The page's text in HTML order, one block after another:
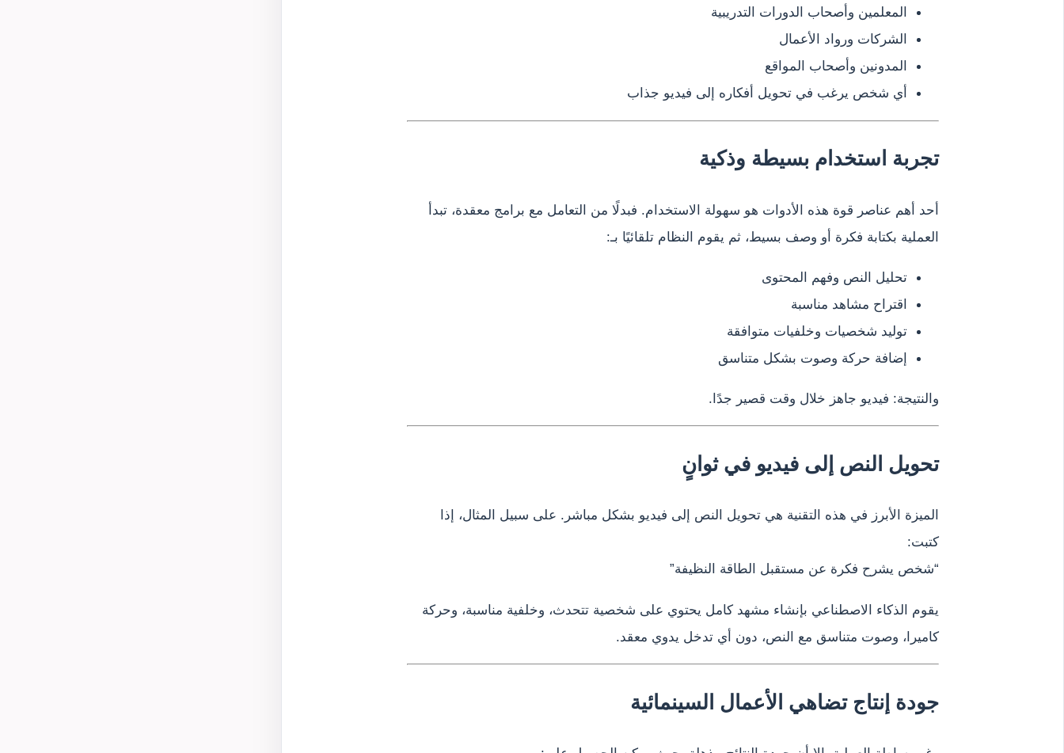
المعلمين وأصحاب الدورات التدريبية
الشركات ورواد الأعمال
المدونين وأصحاب المواقع
أي شخص يرغب في تحويل أفكاره إلى فيديو جذاب
تجربة استخدام بسيطة وذكية
أحد أهم عناصر قوة هذه الأدوات هو سهولة الاستخدام. فبدلًا من التعامل مع برامج معقدة، تبدأ
العملية بكتابة فكرة أو وصف بسيط، ثم يقوم النظام تلقائيًا بـ:
تحليل النص وفهم المحتوى
اقتراح مشاهد مناسبة
توليد شخصيات وخلفيات متوافقة
إضافة حركة وصوت بشكل متناسق
والنتيجة: فيديو جاهز خلال وقت قصير جدًا.
تحويل النص إلى فيديو في ثوانٍ
الميزة الأبرز في هذه التقنية هي تحويل النص إلى فيديو بشكل مباشر. على سبيل المثال، إذا
كتبت:
“شخص يشرح فكرة عن مستقبل الطاقة النظيفة”
يقوم الذكاء الاصطناعي بإنشاء مشهد كامل يحتوي على شخصية تتحدث، وخلفية مناسبة، وحركة
كاميرا، وصوت متناسق مع النص، دون أي تدخل يدوي معقد.
جودة إنتاج تضاهي الأعمال السينمائية